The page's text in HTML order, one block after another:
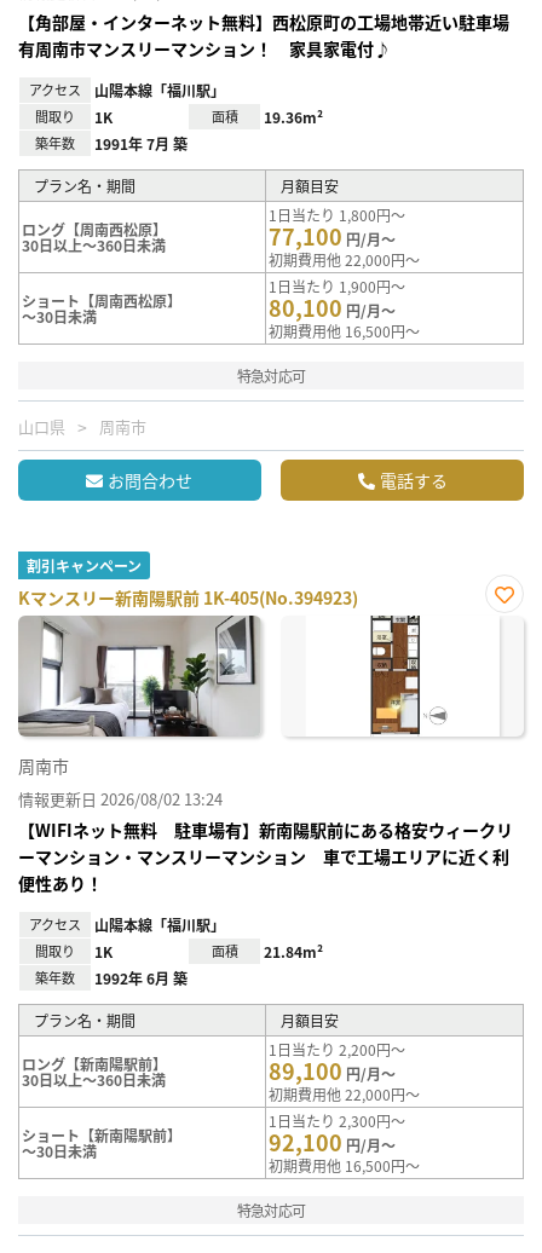
【角部屋・インターネット無料】西松原町の工場地帯近い駐車場
有周南市マンスリーマンション！ 家具家電付♪
アクセス 山陽本線「福川駅」
間取り 1K 面積 19.36m²
築年数 1991年 7月 築
プラン名・期間 月額目安
ロング【周南西松原】
30日以上～360日未満
1日当たり 1,800円～
77,100 円/月～
初期費用他 22,000円～
ショート【周南西松原】
～30日未満
1日当たり 1,900円～
80,100 円/月～
初期費用他 16,500円～
特急対応可
山口県 周南市
お問合わせ 電話する
割引キャンペーン
Kマンスリー新南陽駅前 1K-405(No.394923)
お気
周南市
情報更新日 2026/08/02 13:24
【WIFIネット無料 駐車場有】新南陽駅前にある格安ウィークリ
ーマンション・マンスリーマンション 車で工場エリアに近く利
便性あり！
アクセス 山陽本線「福川駅」
間取り 1K 面積 21.84m²
築年数 1992年 6月 築
プラン名・期間 月額目安
ロング【新南陽駅前】
30日以上～360日未満
1日当たり 2,200円～
89,100 円/月～
初期費用他 22,000円～
ショート【新南陽駅前】
～30日未満
1日当たり 2,300円～
92,100 円/月～
初期費用他 16,500円～
特急対応可